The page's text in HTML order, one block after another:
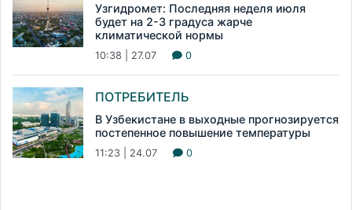
Узгидромет: Последняя неделя июля
будет на 2-3 градуса жарче
климатической нормы
10:38 | 27.07 0
ПОТРЕБИТЕЛЬ
В Узбекистане в выходные прогнозируется
постепенное повышение температуры
11:23 | 24.07 0